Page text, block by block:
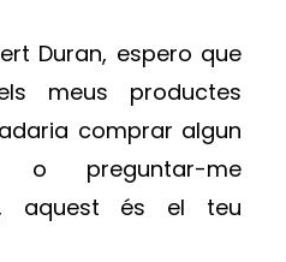
Duran, espero que
meus productes
comprar algun
o preguntar-me
aquest és el teu